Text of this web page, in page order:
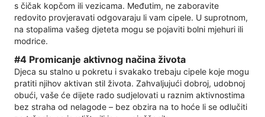
s čičak kopčom ili vezicama. Međutim, ne zaboravite
redovito provjeravati odgovaraju li vam cipele. U suprotnom,
na stopalima vašeg djeteta mogu se pojaviti bolni mjehuri ili
modrice.
#4 Promicanje aktivnog načina života
Djeca su stalno u pokretu i svakako trebaju cipele koje mogu
pratiti njihov aktivan stil života. Zahvaljujući dobroj, udobnoj
obući, vaše će dijete rado sudjelovati u raznim aktivnostima
bez straha od nelagode – bez obzira na to hoće li se odlučiti